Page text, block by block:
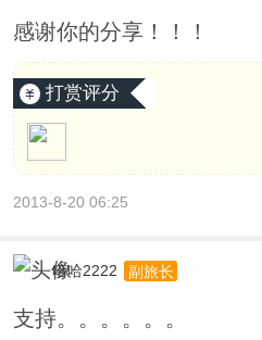
感谢你的分享！！！
打赏评分
2013-8-20 06:25
哈哈2222 副旅长
支持。。。。。。